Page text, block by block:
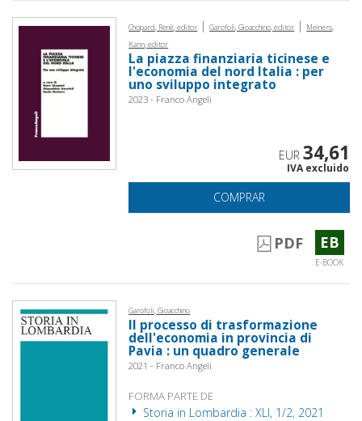
Chopard, René, editor | Garofoli, Gioacchino, editor |
Meiners,
Karin, editor
La piazza finanziaria ticinese e
l'economia del nord Italia : per
uno sviluppo integrato
2023 - Franco Angeli
EUR 34,61
IVA excluido
COMPRAR
PDF EB
E-BOOK
Garofoli, Gioacchino
Il processo di trasformazione
dell'economia in provincia di
Pavia : un quadro generale
2021 - Franco Angeli
FORMA PARTE DE
Storia in Lombardia : XLI, 1/2, 2021